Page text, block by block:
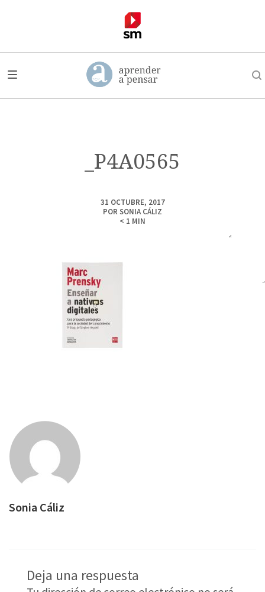
_P4A0565
31 OCTUBRE, 2017
POR SONIA CÁLIZ
< 1 MIN
Sonia Cáliz
Deja una respuesta